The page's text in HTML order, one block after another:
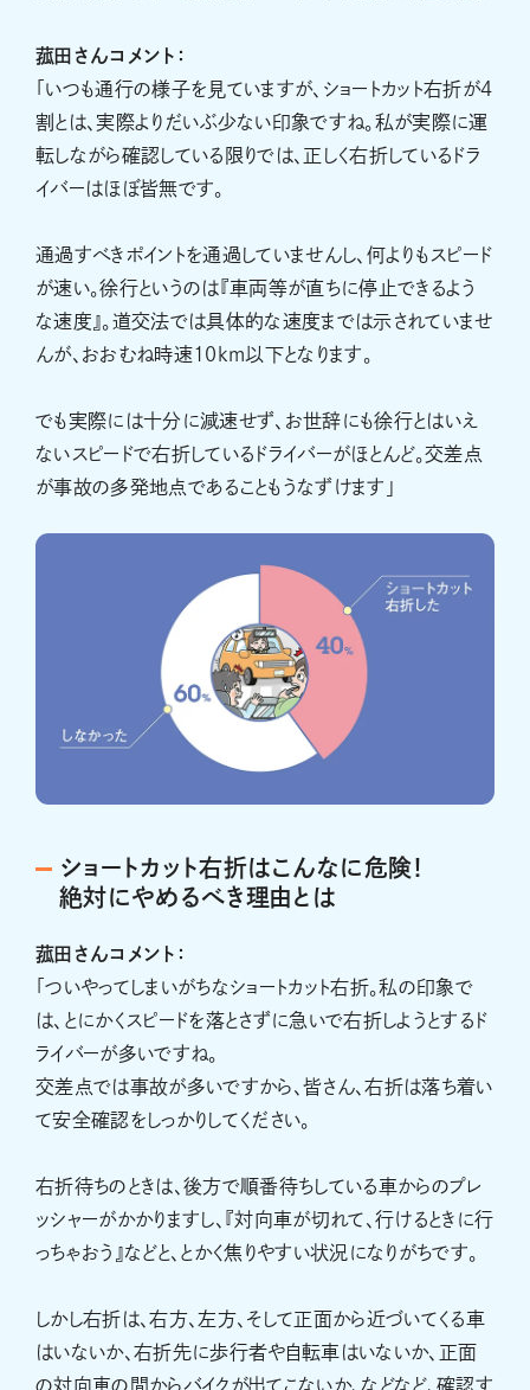
菰田さんコメント：
「いつも通行の様子を見ていますが、ショートカット右折が4
割とは、実際よりだいぶ少ない印象ですね。私が実際に運
転しながら確認している限りでは、正しく右折しているドラ
イバーはほぼ皆無です。
通過すべきポイントを通過していませんし、何よりもスピード
が速い。徐行というのは『車両等が直ちに停止できるよう
な速度』。道交法では具体的な速度までは示されていませ
んが、おおむね時速10km以下となります。
でも実際には十分に減速せず、お世辞にも徐行とはいえ
ないスピードで右折しているドライバーがほとんど。交差点
が事故の多発地点であることもうなずけます」
ショートカット右折はこんなに危険！
絶対にやめるべき理由とは
菰田さんコメント：
「ついやってしまいがちなショートカット右折。私の印象で
は、とにかくスピードを落とさずに急いで右折しようとするド
ライバーが多いですね。
交差点では事故が多いですから、皆さん、右折は落ち着い
て安全確認をしっかりしてください。
右折待ちのときは、後方で順番待ちしている車からのプレ
ッシャーがかかりますし、『対向車が切れて、行けるときに行
っちゃおう』などと、とかく焦りやすい状況になりがちです。
しかし右折は、右方、左方、そして正面から近づいてくる車
はいないか、右折先に歩行者や自転車はいないか、正面
の対向車の間からバイクが出てこないか、などなど、確認す